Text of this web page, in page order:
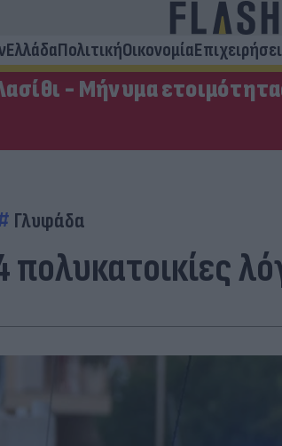
ΕλλάδαΠολιτικήΟικονομία
- Μήνυμα
Γλυφάδα